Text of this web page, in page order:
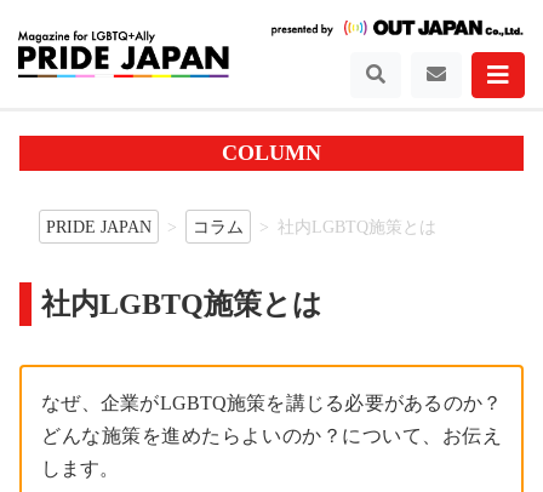
COLUMN
PRIDE JAPAN コラム 社内LGBTQ施策とは
社内LGBTQ施策とは
なぜ、企業がLGBTQ施策を講じる必要があるのか？
どんな施策を進めたらよいのか？について、お伝え
します。